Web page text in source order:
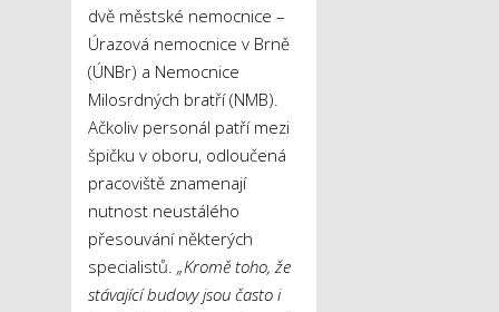
dvě městské nemocnice –
Úrazová nemocnice v Brně
(ÚNBr) a Nemocnice
Milosrdných bratří (NMB).
Ačkoliv personál patří mezi
špičku v oboru, odloučená
pracoviště znamenají
nutnost neustálého
přesouvání některých
specialistů. „Kromě toho, že
stávající budovy jsou často i